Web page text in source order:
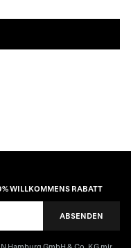
WILLKOMMENS RABATT
ABSENDEN
Hamburg GmbH & Co. KG mir